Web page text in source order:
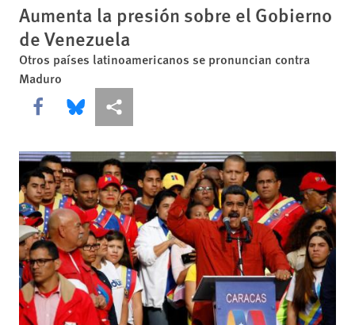
Aumenta la presión sobre el Gobierno
de Venezuela
Otros países latinoamericanos se pronuncian contra
Maduro
Share this via Facebook
Share this via Bluesky
Share this via Compartir